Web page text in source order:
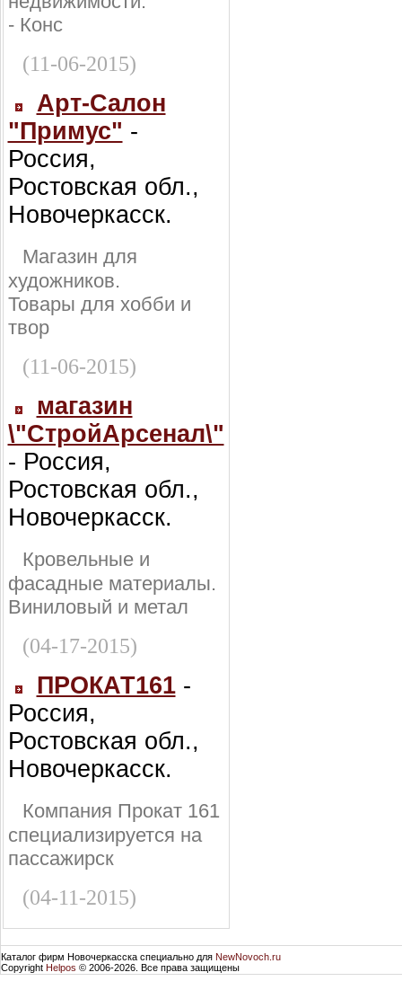
- Конс
(11-06-2015)
Арт-Салон
"Примус" -
Россия,
Ростовская обл.,
Новочеркасск.
Магазин для
художников.
Товары для хобби и
твор
(11-06-2015)
магазин
\"СтройАрсенал\"
- Россия,
Ростовская обл.,
Новочеркасск.
Кровельные и
фасадные материалы.
Виниловый и метал
(04-17-2015)
ПРОКАТ161-
Россия,
Ростовская обл.,
Новочеркасск.
Компания Прокат 161
специализируется на
пассажирск
(04-11-2015)
Каталог фирм Новочеркасска специально для NewNovoch.ru
Copyright Helpos © 2006-2026. Все права защищены